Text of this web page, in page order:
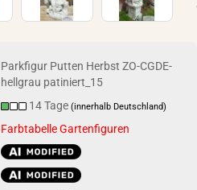
Parkfigur Putten Herbst ZO-CGDE-
hellgrau patiniert_15
14 Tage(innerhalb Deutschland)
Farbtabelle Gartenfiguren